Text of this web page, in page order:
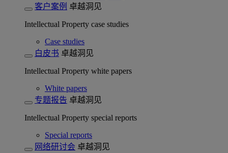
客户案例 卓越洞见
Intellectual Property case studies
Case studies
白皮书 卓越洞见
Intellectual Property white papers
White papers
专题报告 卓越洞见
Intellectual Property special reports
Special reports
网络研讨会 卓越洞见